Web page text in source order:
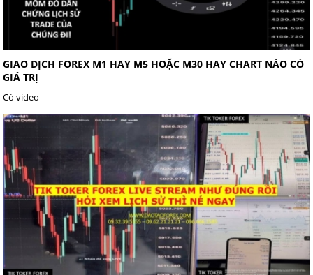
GIAO DỊCH FOREX M1 HAY M5 HOẶC M30 HAY CHART NÀO CÓ
GIÁ TRỊ
Có video